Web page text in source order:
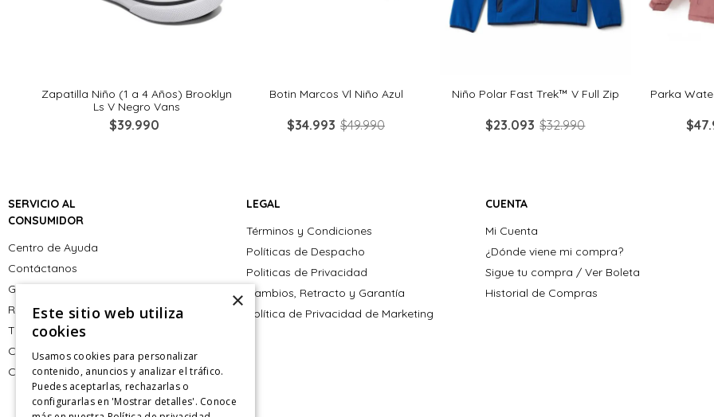
Zapatilla Niño (1 a 4 Años) Brooklyn
Ls V Negro Vans
$39.990
Botin Marcos Vl Niño Azul
$34.993 $49.990
Niño Polar Fast Trek™ V Full Zip
$23.093 $32.990
Parka
$47.
SERVICIO AL
CONSUMIDOR
Centro de Ayuda
Contáctanos
Giftcard
Retiro en tienda
Tiendas
CyberMonday
CyberDay
LEGAL
Términos y Condiciones
Políticas de Despacho
Politicas de Privacidad
Cambios, Retracto y Garantía
Política de Privacidad de Marketing
CUENTA
Mi Cuenta
¿Dónde viene mi compra?
Sigue tu compra / Ver Boleta
Historial de Compras
×
Este sitio web utiliza
cookies
Usamos cookies para personalizar
contenido, anuncios y analizar el tráfico.
Puedes aceptarlas, rechazarlas o
configurarlas en 'Mostrar detalles'. Conoce